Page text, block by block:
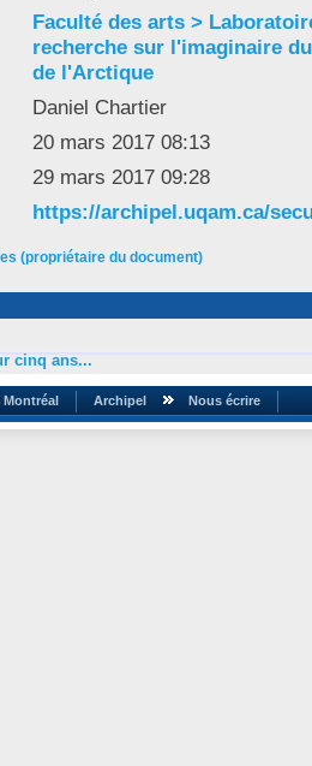
Faculté des arts >
recherche sur l'imaginaire
de l'Arctique
Daniel Chartier
20 mars 2017 08:13
29 mars 2017 09:28
https://archipel.uqam.ca/
(propriétaire du document)
cinq ans...
Montréal Archipel Nous écrire